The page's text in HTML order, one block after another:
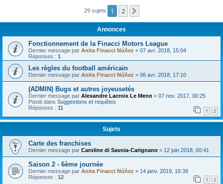
29 sujets 1 2
Annonces
Fonctionnement de la Finacci Motors League
Dernier message par Anita Finacci Núñez « 07 avr. 2018, 15:04
Réponses : 1
Les règles du football américain
Dernier message par Anita Finacci Núñez « 06 avr. 2018, 17:10
(ADMIN) Bugs et autres joyeusetés
Dernier message par Alexandre Lacroix Le Menn « 07 nov. 2017, 00:25
Posté dans Suggestions et requêtes
Réponses : 11 1 2
Sujets
Carte des franchises
Dernier message par Caroline di Savoia-Carignano « 12 juin 2018, 00:41
Saison 2 - 6ème journée
Dernier message par Anita Finacci Núñez « 14 janv. 2019, 16:39
Réponses : 12 1 2